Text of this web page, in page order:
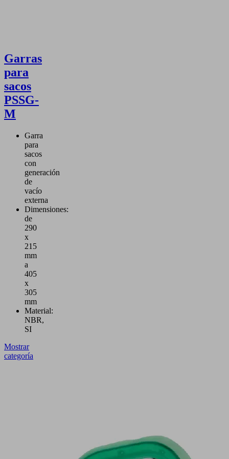
Garras
para
sacos
PSSG-
M
Garra
para
sacos
con
generación
de
vacío
externa
Dimensiones:
de
290
x
215
mm
a
405
x
305
mm
Material:
NBR,
SI
Mostrar
categoría